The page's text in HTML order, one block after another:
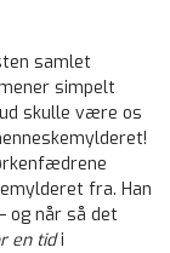
samlet
simpelt
skulle være os
fra. Han
og når så det
en tidi